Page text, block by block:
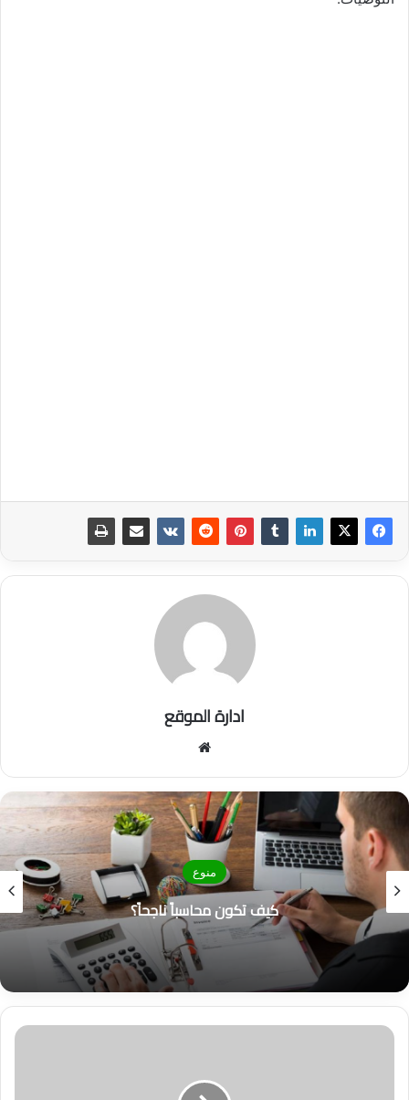
ادارة الموقع
الوي
ب
منوع
كيف تكون محاسباً ناجحاً؟
ت